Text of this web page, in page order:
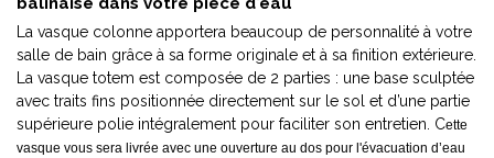
La vasque colonne apportera beaucoup de personnalité à votre
salle de bain grâce à sa forme originale et à sa finition extérieure.
La vasque totem est composée de 2 parties : une base sculptée
avec traits fins positionnée directement sur le sol et d’une partie
supérieure polie intégralement pour faciliter son entretien. Cette
vasque vous sera livrée avec une ouverture au dos pour l'évacuation d’eau